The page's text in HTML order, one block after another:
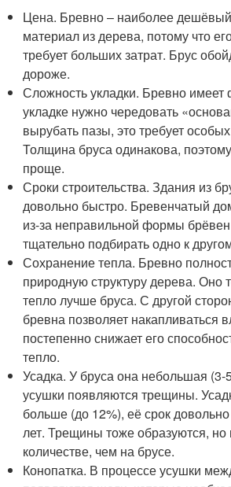
Цена. Бревно – наиболее
материал из дерева, потому что
требует больших затрат. Брус
дороже.
Сложность укладки. Бревно
укладке нужно чередовать
вырубать пазы, это требует
Толщина бруса одинакова,
проще.
Сроки строительства. Здания из
довольно быстро. Бревенчатый
из-за неправильной формы
тщательно подбирать одно к
Сохранение тепла. Бревно
природную структуру дерева. Оно
тепло лучше бруса. С другой
бревна позволяет накапливаться
постепенно снижает его
тепло.
Усадка. У бруса она небольшая (3-
усушки появляются трещины.
больше (до 12%), её срок
лет. Трещины тоже образуются,
количестве, чем на брусе.
Конопатка. В процессе усушки